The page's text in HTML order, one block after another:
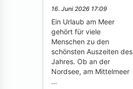
16. Juni 2026 17:09
Ein Urlaub am Meer
gehört für viele
Menschen zu den
schönsten Auszeiten des
Jahres. Ob an der
Nordsee, am Mittelmeer
…